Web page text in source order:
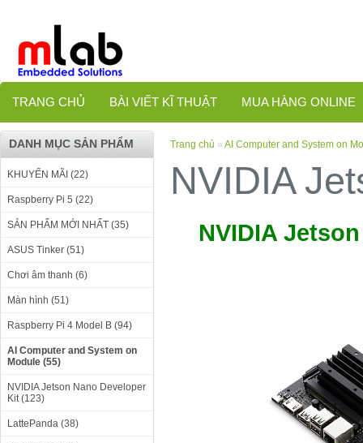
TRANG CHỦ BÀI VIẾT KĨ THUẬT MUA HÀNG ONLINE
DANH MỤC SẢN PHẨM
KHUYẾN MÃI (22)
Raspberry Pi 5 (22)
SẢN PHẨM MỚI NHẤT (35)
ASUS Tinker (51)
Chơi âm thanh (6)
Màn hình (51)
Raspberry Pi 4 Model B (94)
AI Computer and System on
Module (55)
NVIDIA Jetson Nano Developer
Kit (123)
LattePanda (38)
Trang chủ » AI Computer and System on
NVIDIA
NVIDIA